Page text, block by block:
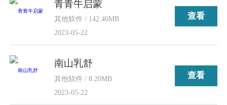
青青牛启蒙
其他软件 / 142.40MB
2023-05-22
查看
南山乳舒
其他软件 / 8.20MB
2023-05-22
查看